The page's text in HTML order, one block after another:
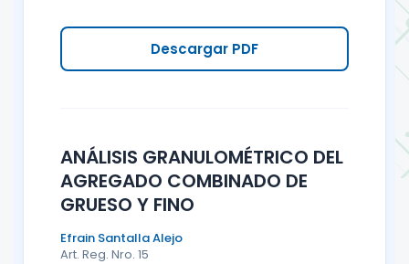
Descargar PDF
ANÁLISIS GRANULOMÉTRICO DEL
AGREGADO COMBINADO DE
GRUESO Y FINO
Efrain Santalla Alejo
Art. Reg. Nro. 15